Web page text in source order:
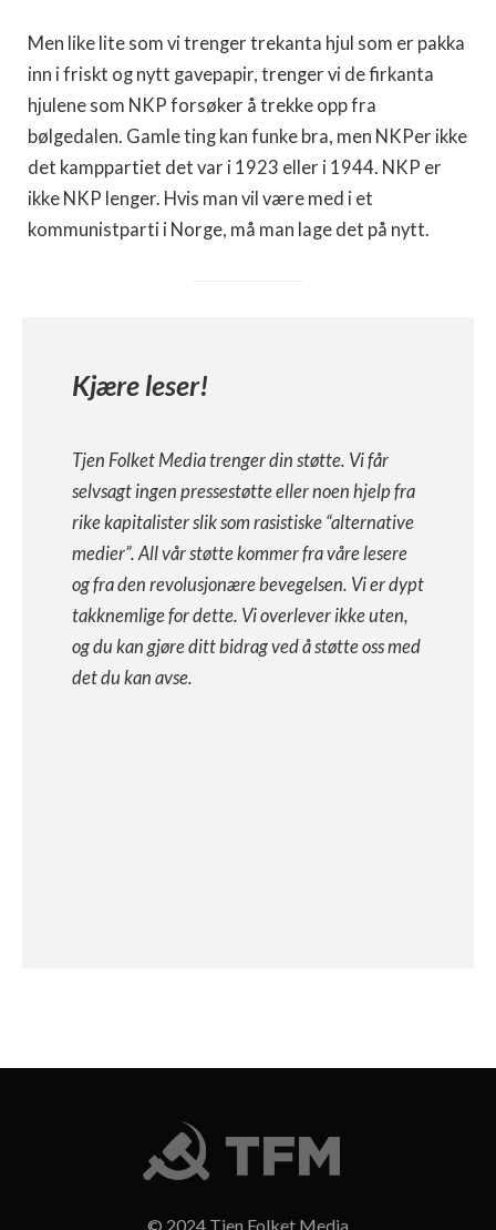
Men like lite som vi trenger trekanta hjul som er pakka
inn i friskt og nytt gavepapir, trenger vi de firkanta
hjulene som NKP forsøker å trekke opp fra
bølgedalen. Gamle ting kan funke bra, men NKPer ikke
det kamppartiet det var i 1923 eller i 1944. NKP er
ikke NKP lenger. Hvis man vil være med i et
kommunistparti i Norge, må man lage det på nytt.
Kjære leser!
Tjen Folket Media trenger din støtte. Vi får
selvsagt ingen pressestøtte eller noen hjelp fra
rike kapitalister slik som rasistiske “alternative
medier”. All vår støtte kommer fra våre lesere
og fra den revolusjonære bevegelsen. Vi er dypt
takknemlige for dette. Vi overlever ikke uten,
og du kan gjøre ditt bidrag ved å støtte oss med
det du kan avse.
© 2024 Tjen Folket Media